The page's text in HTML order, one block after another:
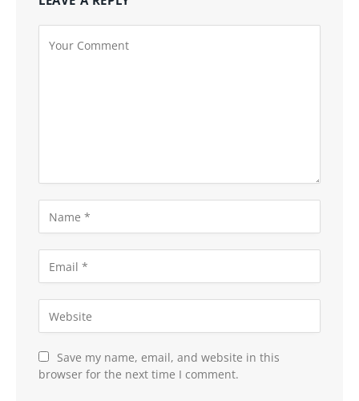
Save my name, email, and website in this
browser for the next time I comment.